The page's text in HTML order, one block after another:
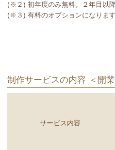
(※２) 初年度のみ無料。２年目以
(※３) 有料のオプションになります
制作サービスの内容 ＜開
サービス内容